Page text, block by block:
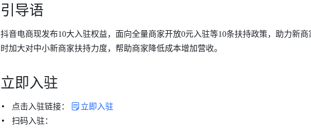
引导语
抖音电商现发布10大入驻权益，面向全量商家开放0元入驻等10条扶持政策，助力新商
时加大对中小新商家扶持力度，帮助商家降低成本增加营收。
立即入驻
点击入驻链接：
立即入驻
扫码入驻：